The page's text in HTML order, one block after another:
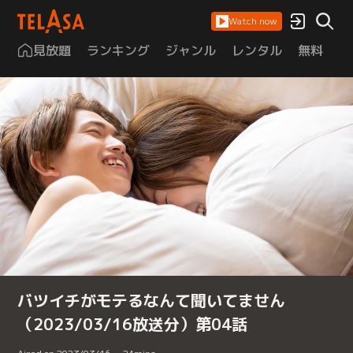
Watch now
見放題 ランキング ジャンル レンタル 無料
バツイチがモテるなんて聞いてません
（2023/03/16放送分）第04話